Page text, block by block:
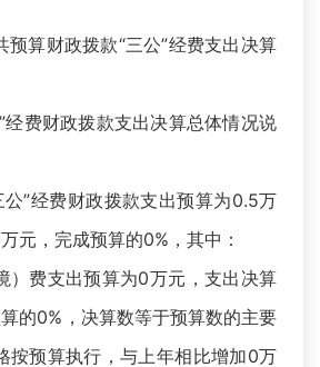
算财政拨款“三公”经费支出决算
费财政拨款支出决算总体情况说
”经费财政拨款支出预算为0.5万
元，完成预算的0%，其中：
费支出预算为0万元，支出决算
的0%，决算数等于预算数的主要
按预算执行，与上年相比增加0万